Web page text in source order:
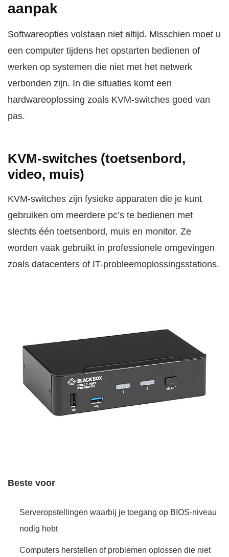
aanpak
Softwareopties volstaan niet altijd. Misschien moet u
een computer tijdens het opstarten bedienen of
werken op systemen die niet met het netwerk
verbonden zijn. In die situaties komt een
hardwareoplossing zoals KVM-switches goed van
pas.
KVM-switches (toetsenbord,
video, muis)
KVM-switches zijn fysieke apparaten die je kunt
gebruiken om meerdere pc’s te bedienen met
slechts één toetsenbord, muis en monitor. Ze
worden vaak gebruikt in professionele omgevingen
zoals datacenters of IT-probleemoplossingsstations.
Beste voor
Serveropstellingen waarbij je toegang op BIOS-niveau
nodig hebt
Computers herstellen of problemen oplossen die niet